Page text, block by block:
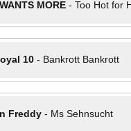
MORE- Too Hot for
10- Bankrott Bankrott
Freddy- Ms Sehnsucht